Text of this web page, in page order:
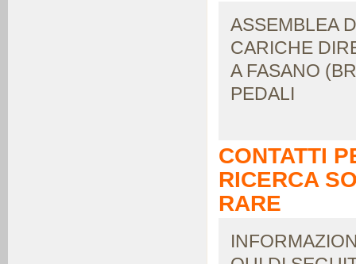
ASSEMBLEA
CARICHE
A FASANO
PEDALI
CONTATTI
RICERCA
RARE